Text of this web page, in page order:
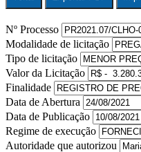
Nº Processo
Modalidade de licitação
Tipo de licitação
Valor da Licitação
Finalidade
Data de Abertura
Data de Publicação
Regime de execução
Autoridade que autorizou